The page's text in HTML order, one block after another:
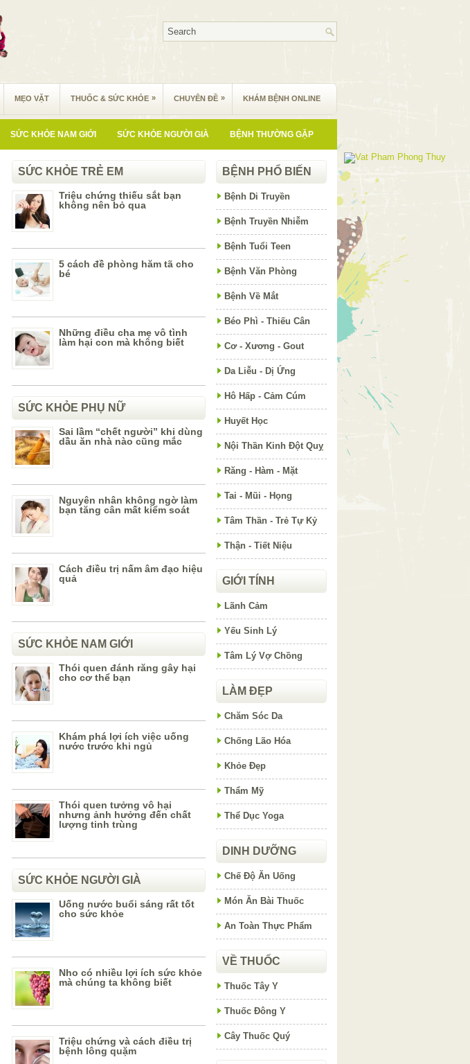
MẸO VẶT THUỐC & SỨC KHỎE » CHUYÊN ĐỀ » KHÁM BỆNH ONLINE
SỨC KHỎE NAM GIỚI SỨC KHỎE NGƯỜI GIÀ BỆNH THƯỜNG GẶP
SỨC KHỎE TRẺ EM
Triệu chứng thiếu sắt bạn
không nên bỏ qua
5 cách đề phòng hăm tã cho
bé
Những điều cha mẹ vô tình
làm hại con mà không biết
SỨC KHỎE PHỤ NỮ
Sai lầm “chết người” khi dùng
dầu ăn nhà nào cũng mắc
Nguyên nhân không ngờ làm
bạn tăng cân mất kiểm soát
Cách điều trị nấm âm đạo hiệu
quả
SỨC KHỎE NAM GIỚI
Thói quen đánh răng gây hại
cho cơ thể bạn
Khám phá lợi ích việc uống
nước trước khi ngủ
Thói quen tưởng vô hại
nhưng ảnh hưởng đến chất
lượng tinh trùng
SỨC KHỎE NGƯỜI GIÀ
Uống nước buổi sáng rất tốt
cho sức khỏe
Nho có nhiều lợi ích sức khỏe
mà chúng ta không biết
Triệu chứng và cách điều trị
bệnh lông quặm
BỆNH PHỔ BIẾN
Bệnh Di Truyền
Bệnh Truyền Nhiễm
Bệnh Tuổi Teen
Bệnh Văn Phòng
Bệnh Về Mắt
Béo Phì - Thiếu Cân
Cơ - Xương - Gout
Da Liễu - Dị Ứng
Hô Hấp - Cảm Cúm
Huyết Học
Nội Thần Kinh Đột Quỵ
Răng - Hàm - Mặt
Tai - Mũi - Họng
Tâm Thần - Trẻ Tự Kỷ
Thận - Tiết Niệu
GIỚI TÍNH
Lãnh Cảm
Yếu Sinh Lý
Tâm Lý Vợ Chồng
LÀM ĐẸP
Chăm Sóc Da
Chống Lão Hóa
Khỏe Đẹp
Thẩm Mỹ
Thể Dục Yoga
DINH DƯỠNG
Chế Độ Ăn Uống
Món Ăn Bài Thuốc
An Toàn Thực Phẩm
VỀ THUỐC
Thuốc Tây Y
Thuốc Đông Y
Cây Thuốc Quý